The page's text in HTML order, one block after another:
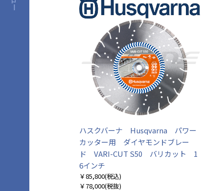
ハスクバーナ Husqvarna パワー
カッター用 ダイヤモンドブレー
ド VARI-CUT S50 バリカット 1
6インチ
￥85,800(税込)
￥78,000(税抜)